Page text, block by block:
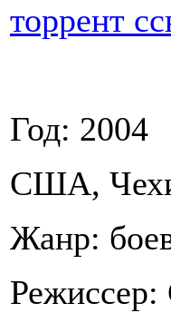
торрент
Год: 2004
США,
Жанр: